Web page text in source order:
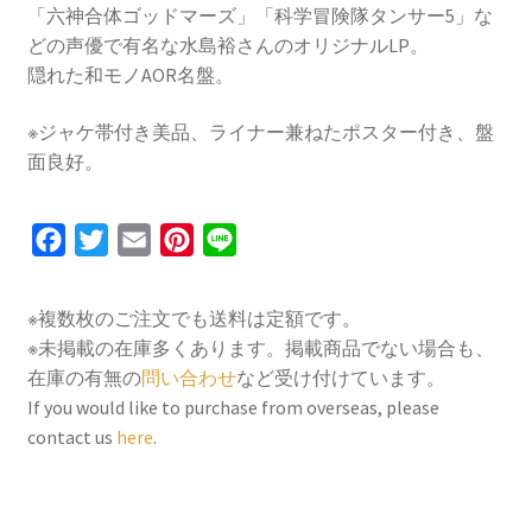
「六神合体ゴッドマーズ」「科学冒険隊タンサー5」な
どの声優で有名な水島裕さんのオリジナルLP。
隠れた和モノAOR名盤。
※ジャケ帯付き美品、ライナー兼ねたポスター付き、盤
面良好。
c
e
b
o
o
t
t
e
r
a
i
l
n
t
e
r
n
e
※複数枚のご注文でも送料は定額です。
※未掲載の在庫多くあります。掲載商品でない場合も、
在庫の有無の問い合わせなど受け付けています。
If you would like to purchase from overseas, please
contact us here.